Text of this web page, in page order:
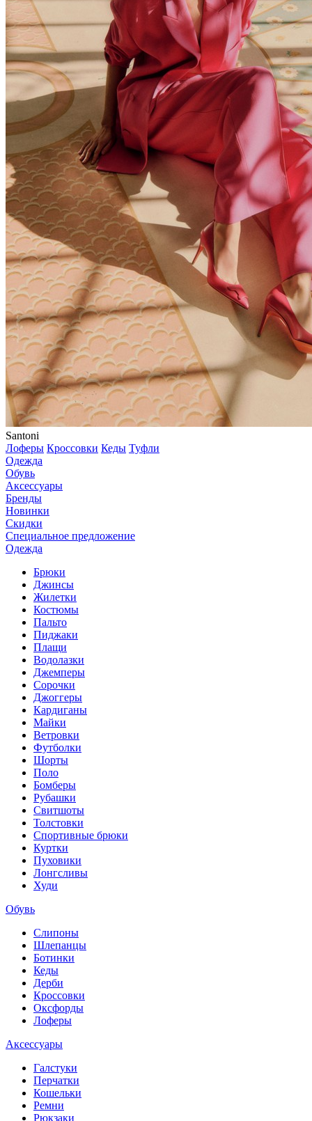
Santoni
Лоферы Кроссовки Кеды Туфли
Одежда
Обувь
Аксессуары
Бренды
Новинки
Скидки
Специальное предложение
Одежда
Брюки
Джинсы
Жилетки
Костюмы
Пальто
Пиджаки
Плащи
Водолазки
Джемперы
Сорочки
Джоггеры
Кардиганы
Майки
Ветровки
Футболки
Шорты
Поло
Бомберы
Рубашки
Свитшоты
Толстовки
Спортивные брюки
Куртки
Пуховики
Лонгсливы
Худи
Обувь
Слипоны
Шлепанцы
Ботинки
Кеды
Дерби
Кроссовки
Оксфорды
Лоферы
Аксессуары
Галстуки
Перчатки
Кошельки
Ремни
Рюкзаки